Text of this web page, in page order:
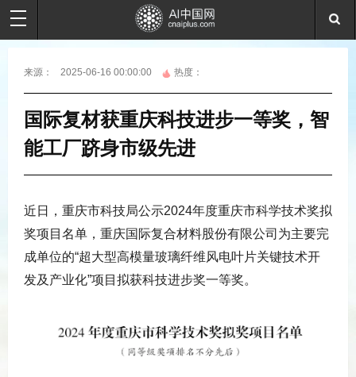
来源： 2025-06-16 00:00:00 热度：
国际复材获重庆科技进步一等奖，智
能工厂跻身市级先进
近日，重庆市科技局公示2024年度重庆市科学技术奖拟
奖项目名单，重庆国际复合材料股份有限公司为主要完
成单位的“超大型高模量玻璃纤维风电叶片关键技术开
发及产业化”项目拟获科技进步奖一等奖。